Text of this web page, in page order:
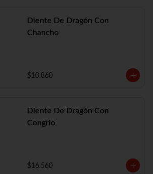
Diente De Dragón Con
Chancho
$10.860
Diente De Dragón Con
Congrio
$16.560